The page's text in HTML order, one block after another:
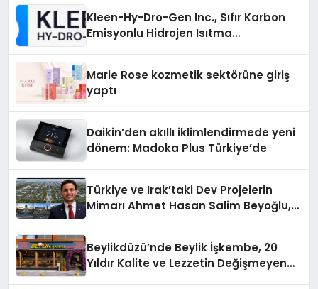
Kleen-Hy-Dro-Gen Inc., Sıfır Karbon
Emisyonlu Hidrojen Isıtma
Marie Rose kozmetik sektörüne giriş
yaptı
Daikin’den akıllı iklimlendirmede yeni
dönem: Madoka Plus Türkiye’de
Türkiye ve Irak’taki Dev Projelerin
Mimarı Ahmet Hasan Salim Beyoğlu,
Hayata Geçirecek
Beylikdüzü’nde Beylik İşkembe, 20
Yıldır Kalite ve Lezzetin Değişmeyen